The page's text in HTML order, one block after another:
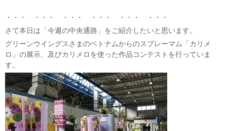
・・・ ・・・ ・・・ ・・・ ・・・ ・・・
さて本日は「今週の中央通路」をご紹介したいと思います。
グリーンウイングスさまのベトナムからのスプレーマム「カリメ
ロ」の展示、及びカリメロを使った作品コンテストを行っていま
す。